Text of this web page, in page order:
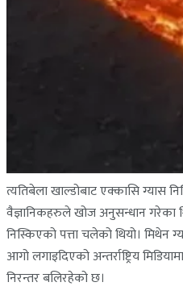
त्यतिबेला खाल्डोबाट एक्कासि ग्यास
वैज्ञानिकहरुले खोज अनुसन्धान गरेका
निस्किएको पत्ता चलेको थियो। मिथेन
आगो लगाइदिएको अन्तर्राष्ट्रिय
निरन्तर बलिरहेको छ।